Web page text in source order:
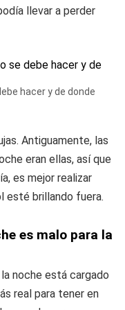
llevar a perder
hacer y de donde
Antiguamente, las
eran ellas, así que
es mejor realizar
esté brillando fuera.
es malo para la
noche está cargado
real para tener en